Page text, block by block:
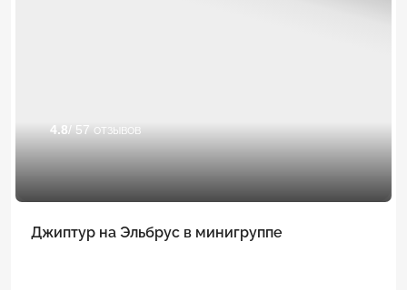
4.8/ 57 отзывов
Джиптур на Эльбрус в минигруппе